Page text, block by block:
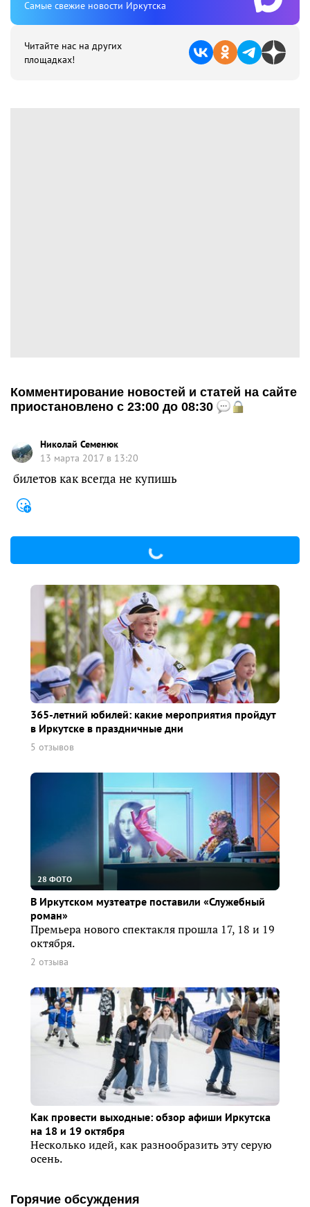
Cамые свежие новости Иркутска
Читайте нас на других
площадках!
Комментирование новостей и статей на сайте
приостановлено с 23:00 до 08:30
Николай Семенюк
13 марта 2017 в 13:20
билетов как всегда не купишь
365-летний юбилей: какие мероприятия пройдут
в Иркутске в праздничные дни
5 отзывов
28 ФОТО
В Иркутском музтеатре поставили «Служебный
роман»
Премьера нового спектакля прошла 17, 18 и 19
октября.
2 отзыва
Как провести выходные: обзор афиши Иркутска
на 18 и 19 октября
Несколько идей, как разнообразить эту серую
осень.
Горячие обсуждения